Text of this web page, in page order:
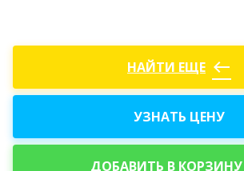
НАЙТИ ЕЩЕ west
УЗНАТЬ ЦЕНУ
ДОБАВИТЬ В КОРЗИНУ